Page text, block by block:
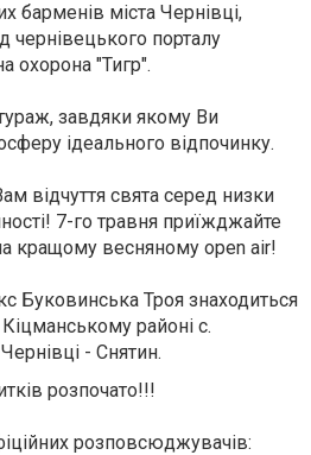
барменів міста Чернівці,
чернівецького порталу
охорона "Тигр".
завдяки якому Ви
ідеального відпочинку.
відчуття свята серед низки
7-го травня приїжджайте
кращому весняному open air!
Буковинська Троя знаходиться
районі с.
- Снятин.
розпочато!!!
розповсюджувачів: